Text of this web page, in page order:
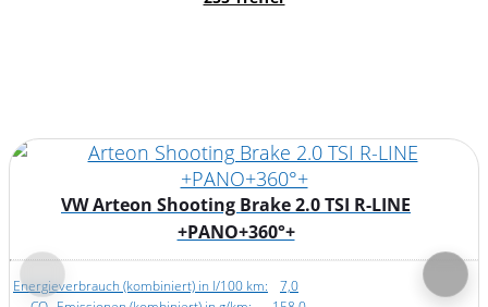
VW Arteon Shooting Brake 2.0 TSI R-LINE
+PANO+360°+
(kombiniert) in l/100 km:
7,0